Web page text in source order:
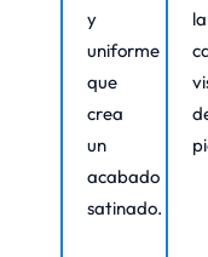
y
uniforme
que
crea
un
acabado
satinado.
la